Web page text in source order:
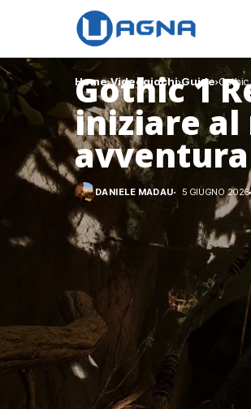
Home Videogiochi Guide Gothic
Gothic 1
iniziare al
avventura
DANIELE MADAU 5 GIUGNO 2026